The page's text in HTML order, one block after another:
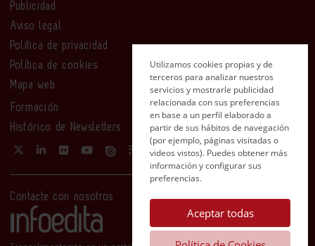
Publicidad
Aviso legal
Política de privacidad
Política de cookies
Mapa web
Formación
Histórico de Newsletters
Contacte con nosotros
Utilizamos cookies propias y de
terceros para analizar nuestros
servicios y mostrarle publicidad
relacionada con sus preferencias
en base a un perfil elaborado a
partir de sus hábitos de navegación
(por ejemplo, páginas visitadas o
videos vistos). Puedes obtener más
información y configurar sus
preferencias.
Aceptar todas